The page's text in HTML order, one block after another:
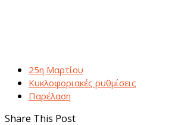
25η Μαρτίου
Κυκλοφοριακές ρυθμίσεις
Παρέλαση
Share This Post